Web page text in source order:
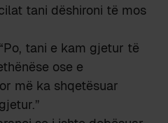
tani dëshironi të mos
tani e kam gjetur të
ose e
më ka shqetësuar